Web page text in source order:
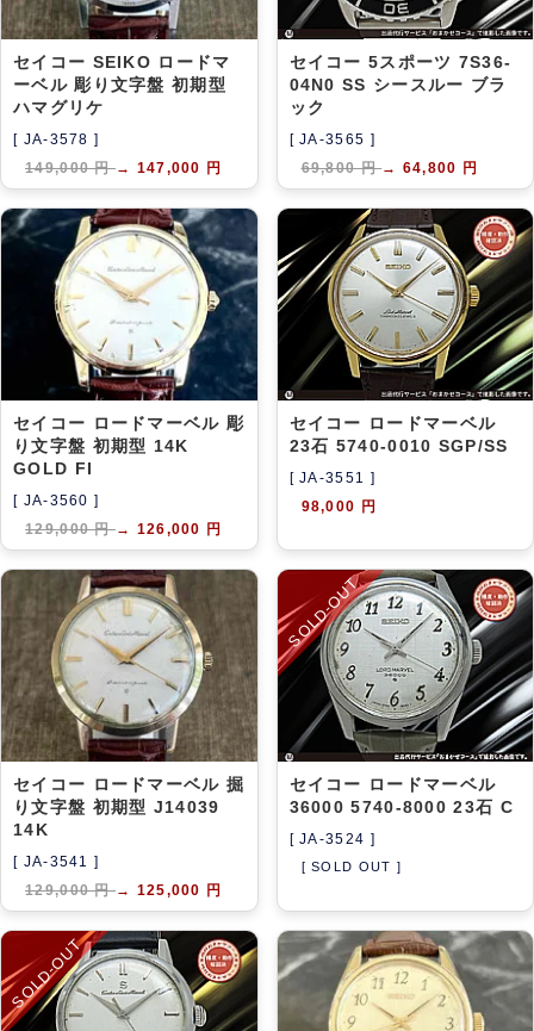
セイコー SEIKO ロードマ
ーベル 彫り文字盤 初期型
ハマグリケ
[ JA-3578 ]
149,000 円→ 147,000 円
セイコー 5スポーツ 7S36-
04N0 SS シースルー ブラ
ック
[ JA-3565 ]
69,800 円→ 64,800 円
セイコー ロードマーベル 彫
り文字盤 初期型 14K
GOLD FI
[ JA-3560 ]
129,000 円→ 126,000 円
セイコー ロードマーベル
23石 5740-0010 SGP/SS
[ JA-3551 ]
98,000 円
セイコー ロードマーベル 掘
り文字盤 初期型 J14039
14K
[ JA-3541 ]
129,000 円→ 125,000 円
SOLD-OUT
セイコー ロードマーベル
36000 5740-8000 23石 C
[ JA-3524 ]
[ SOLD OUT ]
SOLD-OUT